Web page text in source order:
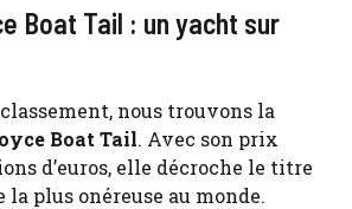
Boat Tail : un yacht sur
nous trouvons la
Boat Tail. Avec son prix
d’euros, elle décroche le titre
plus onéreuse au monde.